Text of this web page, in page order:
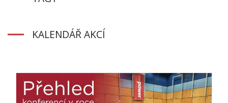
KALENDÁŘ AKCÍ